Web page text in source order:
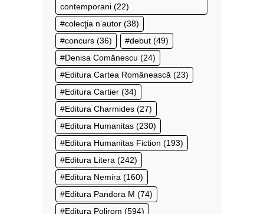
contemporani (22)
colecţia n’autor (38)
concurs (36) debut (49)
Denisa Comănescu (24)
Editura Cartea Românească (23)
Editura Cartier (34)
Editura Charmides (27)
Editura Humanitas (230)
Editura Humanitas Fiction (193)
Editura Litera (242)
Editura Nemira (160)
Editura Pandora M (74)
Editura Polirom (594)